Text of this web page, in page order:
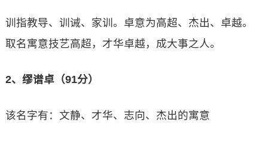
训指教导、训诫、家训。卓意为高超、杰出、卓越。
取名寓意技艺高超，才华卓越，成大事之人。
2、缪谱卓（91分）
该名字有：文静、才华、志向、杰出的寓意